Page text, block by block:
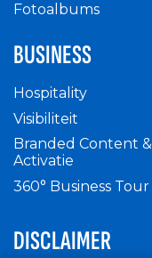
Fotoalbums
BUSINESS
Hospitality
Visibiliteit
Branded Content &
Activatie
360° Business Tour
DISCLAIMER